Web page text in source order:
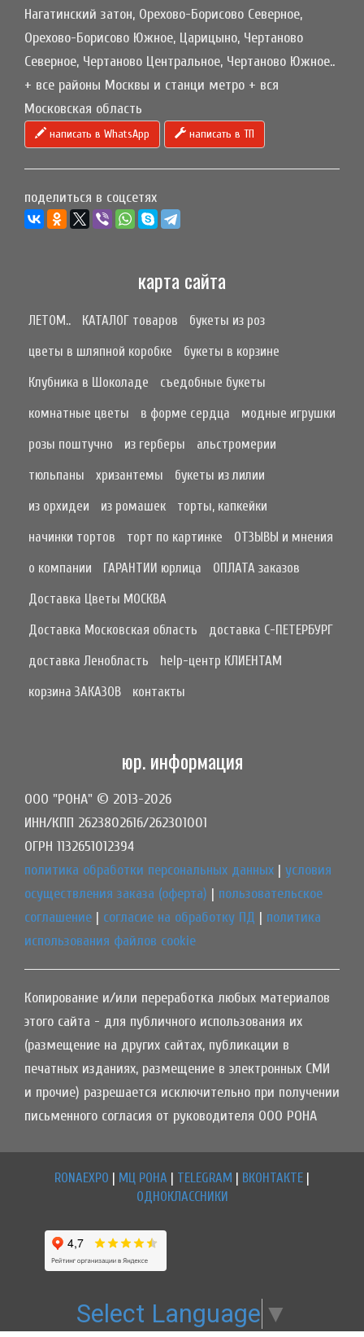
Нагатинский затон, Орехово-Борисово Северное,
Орехово-Борисово Южное, Царицыно, Чертаново
Северное, Чертаново Центральное, Чертаново Южное..
+ все районы Москвы и станци метро + вся
Московская область
написать в WhatsApp написать в ТП
поделиться в соцсетях
карта сайта
ЛЕТОМ.. КАТАЛОГ товаров
букеты из роз
цветы в шляпной коробке
букеты в корзине
Клубника в Шоколаде
съедобные букеты
комнатные цветы
в форме сердца
модные игрушки
розы поштучно
из герберы
альстромерии
тюльпаны
хризантемы
букеты из лилии
из орхидеи
из ромашек
торты, капкейки
начинки тортов
торт по картинке
ОТЗЫВЫ и мнения
о компании
ГАРАНТИИ юрлица
ОПЛАТА заказов
Доставка Цветы МОСКВА
Доставка Московская область
доставка С-ПЕТЕРБУРГ
доставка Ленобласть
help-центр КЛИЕНТАМ
корзина ЗАКАЗОВ
контакты
юр. информация
ООО "РОНА" © 2013-2026
ИНН/КПП 2623802616/262301001
ОГРН 1132651012394
политика обработки персональных данных | условия
осуществления заказа (оферта) | пользовательское
соглашение | согласие на обработку ПД | политика
использования файлов cookie
Копирование и/или переработка любых материалов
этого сайта - для публичного использования их
(размещение на других сайтах, публикации в
печатных изданиях, размещение в электронных СМИ
и прочие) разрешается исключительно при получении
письменного согласия от руководителя ООО РОНА
RONAEXPO | МЦ РОНА | TELEGRAM | ВКОНТАКТЕ |
ОДНОКЛАССНИКИ
Select Language ▼